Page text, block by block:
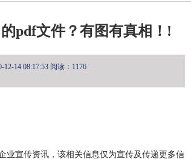
pdf文件？有图有真相！!
12-14 08:17:53 阅读：1176
业宣传资讯，该相关信息仅为宣传及传递更多信